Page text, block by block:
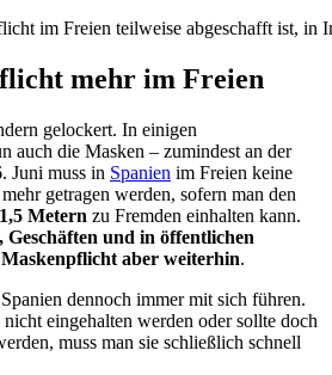
im Freien teilweise abgeschafft ist, in
mehr im Freien
gelockert. In einigen
auch die Masken – zumindest an der
Juni muss in Spanien im Freien keine
getragen werden, sofern man den
Metern zu Fremden einhalten kann.
Geschäften und in öffentlichen
aber weiterhin.
dennoch immer mit sich führen.
eingehalten werden oder sollte doch
muss man sie schließlich schnell